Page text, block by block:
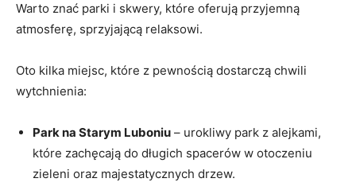
Warto znać parki‌ i skwery, które oferują​ przyjemną
atmosferę, sprzyjającą relaksowi.
Oto kilka miejsc, które z pewnością dostarczą chwili
wytchnienia:
Park na Starym Luboniu – urokliwy​ park z alejkami,
które zachęcają do‌ długich spacerów w otoczeniu
zieleni oraz majestatycznych drzew.